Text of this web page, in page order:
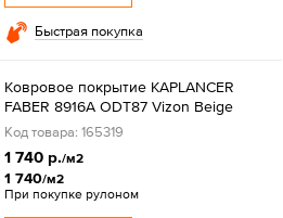
Быстрая покупка
Ковровое покрытие KAPLANCER
FABER 8916A ODT87 Vizon Beige
Код товара: 165319
1 740 р./м2
1 740/м2
При покупке рулоном